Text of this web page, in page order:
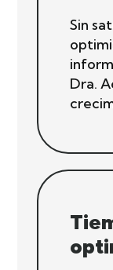
Sin
Dra.